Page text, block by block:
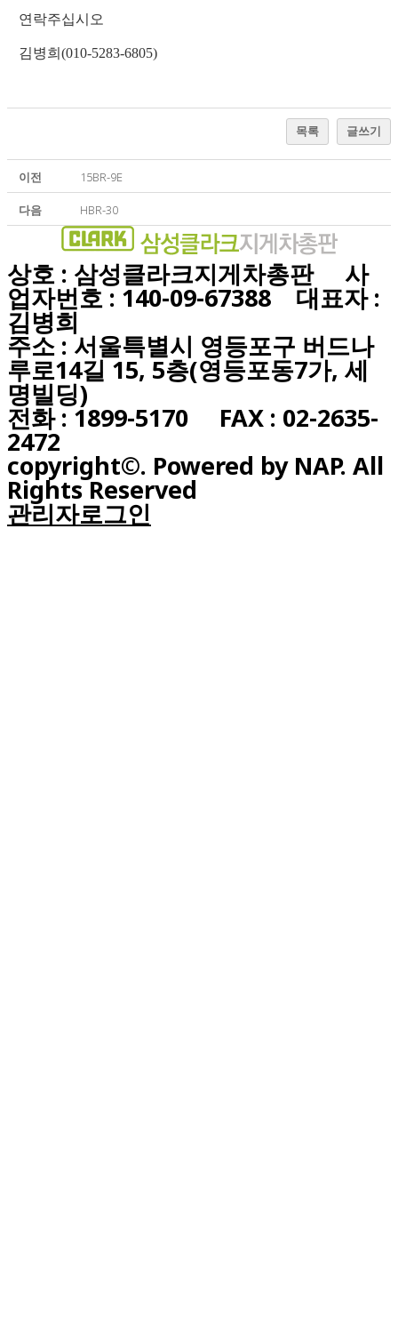
연락주십시오
김병희(010-5283-6805)
목록 글쓰기
이전 15BR-9E
다음 HBR-30
상호 : 삼성클라크지게차총판 사
업자번호 : 140-09-67388 대표자 :
김병희
주소 : 서울특별시 영등포구 버드나
루로14길 15, 5층(영등포동7가, 세
명빌딩)
전화 : 1899-5170 FAX : 02-2635-
2472
copyright©. Powered by NAP. All
Rights Reserved
관리자로그인